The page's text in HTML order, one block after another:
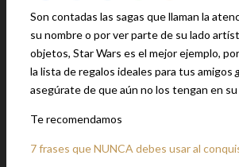
Son contadas las sagas que llaman la
su nombre o por ver parte de su lado
objetos, Star Wars es el mejor ejemplo,
la lista de regalos ideales para tus amigos
asegúrate de que aún no los tengan en
Te recomendamos
7 frases que NUNCA debes usar al